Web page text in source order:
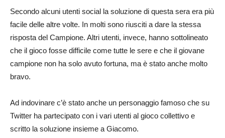
Secondo alcuni utenti social la soluzione di questa sera era più
facile delle altre volte. In molti sono riusciti a dare la stessa
risposta del Campione. Altri utenti, invece, hanno sottolineato
che il gioco fosse difficile come tutte le sere e che il giovane
campione non ha solo avuto fortuna, ma è stato anche molto
bravo.
Ad indovinare c’è stato anche un personaggio famoso che su
Twitter ha partecipato con i vari utenti al gioco collettivo e
scritto la soluzione insieme a Giacomo.